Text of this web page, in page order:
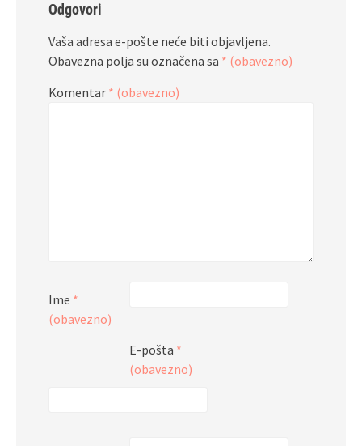
Odgovori
Vaša adresa e-pošte neće biti objavljena.
Obavezna polja su označena sa * (obavezno)
Komentar * (obavezno)
Ime *
(obavezno)
E-pošta *
(obavezno)